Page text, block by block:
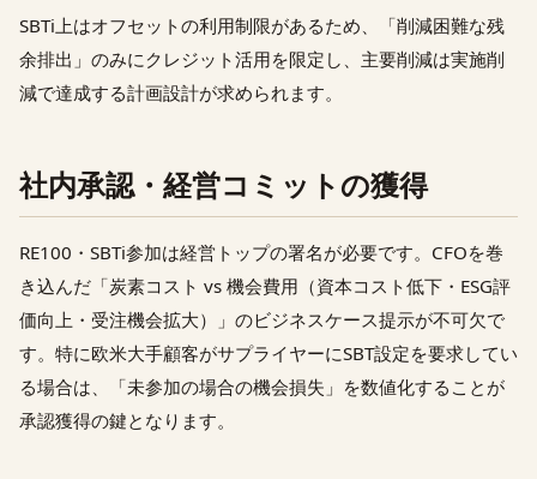
SBTi上はオフセットの利用制限があるため、「削減困難な残
余排出」のみにクレジット活用を限定し、主要削減は実施削
減で達成する計画設計が求められます。
社内承認・経営コミットの獲得
RE100・SBTi参加は経営トップの署名が必要です。CFOを巻
き込んだ「炭素コスト vs 機会費用（資本コスト低下・ESG評
価向上・受注機会拡大）」のビジネスケース提示が不可欠で
す。特に欧米大手顧客がサプライヤーにSBT設定を要求してい
る場合は、「未参加の場合の機会損失」を数値化することが
承認獲得の鍵となります。